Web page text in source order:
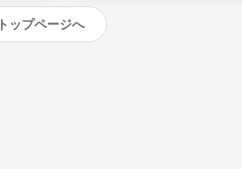
トップページへ